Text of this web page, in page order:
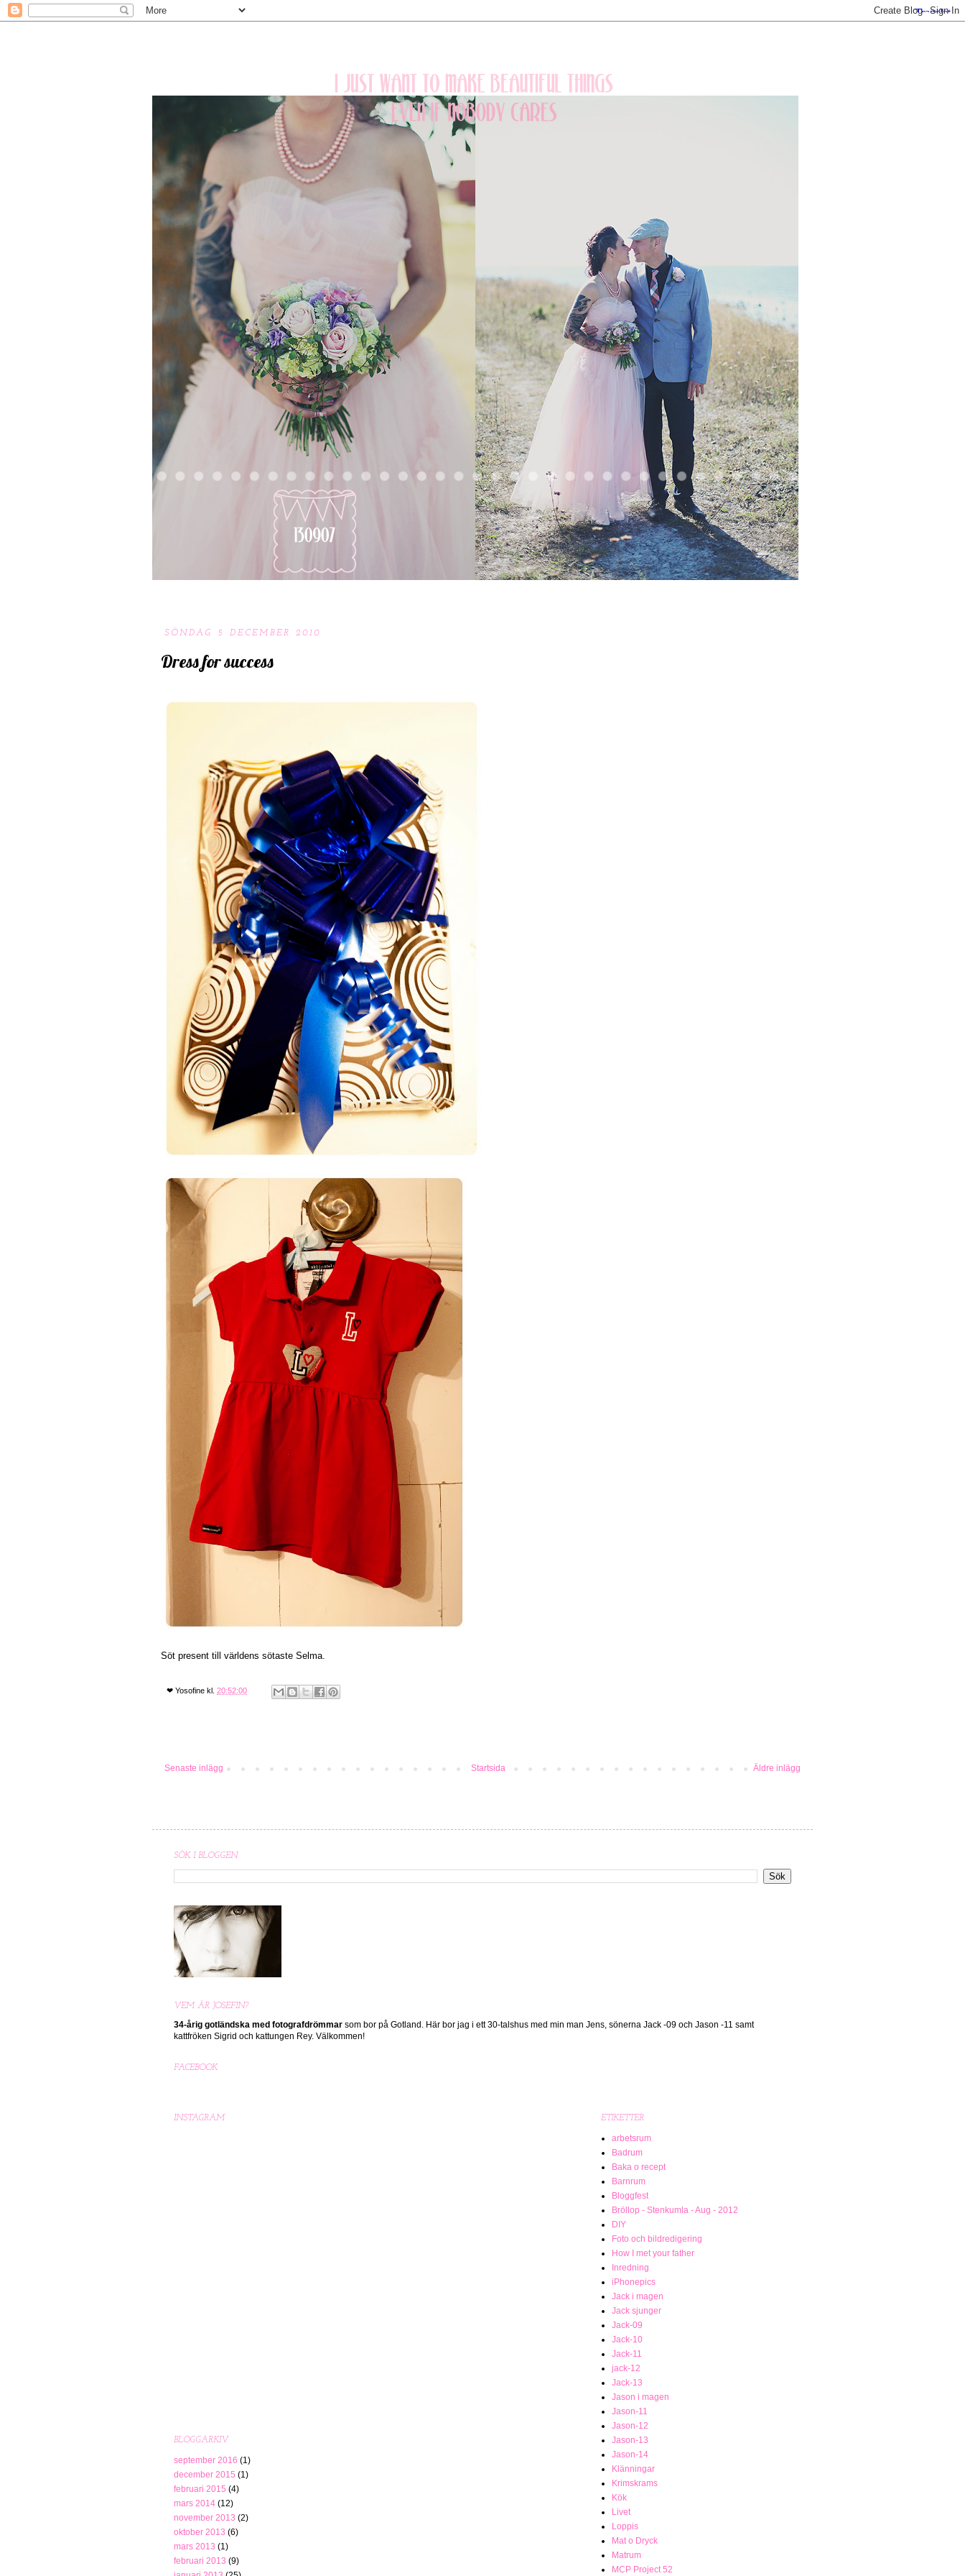
SÖNDAG 5 DECEMBER 2010
Dress for success
Söt present till världens sötaste Selma.
❤ Yosofine kl. 20:52:00
Senaste inlägg Äldre inlägg
Startsida
SÖK I BLOGGEN
VEM ÄR JOSEFIN?
34-årig gotländska med fotografdrömmar som bor på Gotland. Här bor jag i ett 30-talshus med min man Jens, sönerna Jack -09 och Jason -11 samt
kattfröken Sigrid och kattungen Rey. Välkommen!
FACEBOOK
INSTAGRAM
BLOGGARKIV
september 2016 (1)
december 2015 (1)
februari 2015 (4)
mars 2014 (12)
november 2013 (2)
oktober 2013 (6)
mars 2013 (1)
februari 2013 (9)
ETIKETTER
arbetsrum
Badrum
Baka o recept
Barnrum
Bloggfest
Bröllop - Stenkumla - Aug - 2012
DIY
Foto och bildredigering
How I met your father
Inredning
iPhonepics
Jack i magen
Jack sjunger
Jack-09
Jack-10
Jack-11
jack-12
Jack-13
Jason i magen
Jason-11
Jason-12
Jason-13
Jason-14
Klänningar
Krimskrams
Kök
Livet
Loppis
Mat o Dryck
Matrum
MCP Project 52